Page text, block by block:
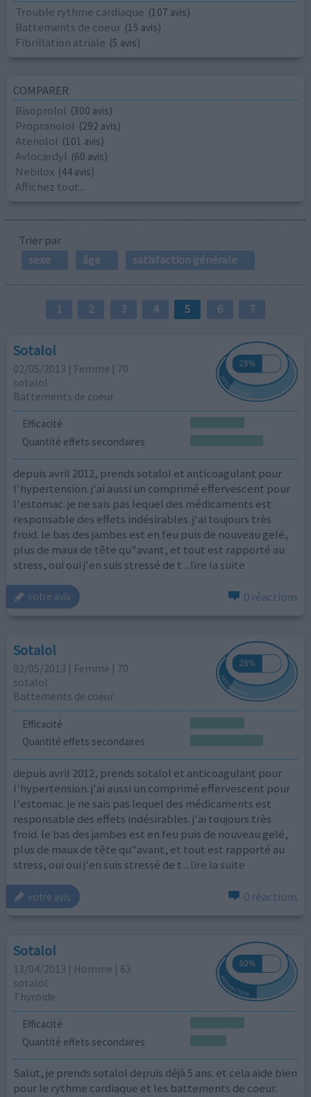
Trouble rythme cardiaque (107 avis)
Battements de coeur (15 avis)
Fibrillation atriale (5 avis)
COMPARER
Bisoprolol (300 avis)
Propranolol (292 avis)
Atenolol (101 avis)
Avlocardyl (60 avis)
Nebilox (44 avis)
Affichez tout...
Trier par
sexe
âge satisfaction générale
1 2 3 4 5 6 7
Sotalol
02/05/2013 | Femme | 70
sotalol
Battements de coeur
Efficacité
Quantité effets secondaires
depuis avril 2012, prends sotalol et anticoagulant pour
l'hypertension. j'ai aussi un comprimé effervescent pour
l'estomac. je ne sais pas lequel des médicaments est
responsable des effets indésirables. j'ai toujours très
froid. le bas des jambes est en feu puis de nouveau gelé,
plus de maux de tête qu"avant, et tout est rapporté au
stress, oui oui j'en suis stressé de t ...lire la suite
votre avis 0 réactions
Sotalol
02/05/2013 | Femme | 70
sotalol
Battements de coeur
Efficacité
Quantité effets secondaires
depuis avril 2012, prends sotalol et anticoagulant pour
l'hypertension. j'ai aussi un comprimé effervescent pour
l'estomac. je ne sais pas lequel des médicaments est
responsable des effets indésirables. j'ai toujours très
froid. le bas des jambes est en feu puis de nouveau gelé,
plus de maux de tête qu"avant, et tout est rapporté au
stress, oui oui j'en suis stressé de t ...lire la suite
votre avis 0 réactions
Sotalol
13/04/2013 | Homme | 63
sotalol
Thyroïde
Efficacité
Quantité effets secondaires
Salut, je prends sotalol depuis déjà 5 ans. et cela aide bien
pour le rythme cardiaque et les battements de coeur.